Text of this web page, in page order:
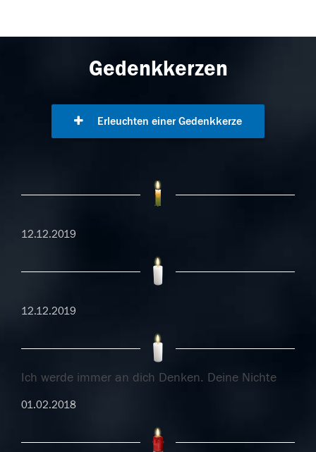
Gedenkkerzen
Erleuchten einer Gedenkkerze
12.12.2019
12.12.2019
Ich werde immer an dich Denken. Deine Nichte
01.02.2018